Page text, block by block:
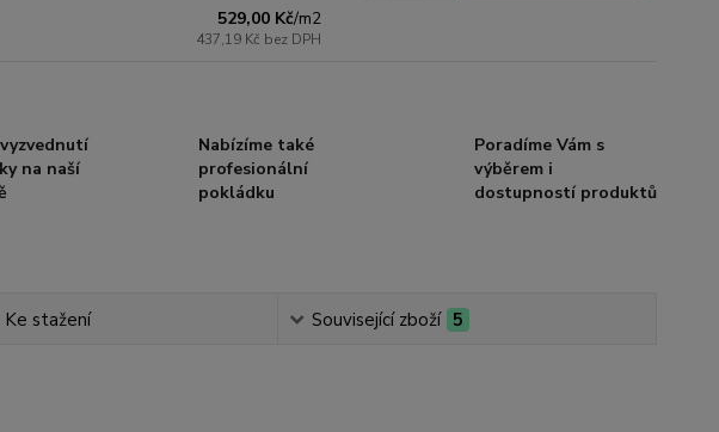
529,00 Kč/m2
437,19 Kč bez DPH
na naší
Nabízíme také
profesionální
pokládku
Poradíme Vám s
výběrem i
dostupností produktů
Ke stažení Související zboží 5